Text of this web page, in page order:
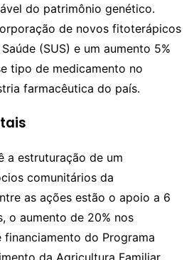
do patrimônio genético.
de novos fitoterápicos
(SUS) e um aumento 5%
tipo de medicamento no
farmacêutica do país.
a estruturação de um
comunitários da
as ações estão o apoio a 6
o aumento de 20% nos
do Programa